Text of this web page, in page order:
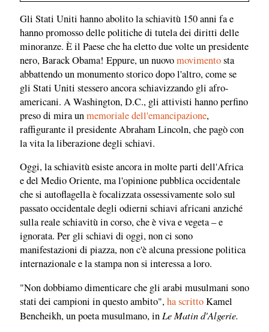
Gli Stati Uniti hanno abolito la schiavitù 150 anni fa e
hanno promosso delle politiche di tutela dei diritti delle
minoranze. È il Paese che ha eletto due volte un presidente
nero, Barack Obama! Eppure, un nuovomovimentosta
abbattendo un monumento storico dopo l'altro, come se
gli Stati Uniti stessero ancora schiavizzando gli afro-
americani. A Washington, D.C., gli attivisti hanno perfino
preso di mira unmemoriale dell'emancipazione,
raffigurante il presidente Abraham Lincoln, che pagò con
la vita la liberazione degli schiavi.
Oggi, la schiavitù esiste ancora in molte parti dell'Africa
e del Medio Oriente, ma l'opinione pubblica occidentale
che si autoflagella è focalizzata ossessivamente solo sul
passato occidentale degli odierni schiavi africani anziché
sulla reale schiavitù in corso, che è viva e vegeta – e
ignorata. Per gli schiavi di oggi, non ci sono
manifestazioni di piazza, non c'è alcuna pressione politica
internazionale e la stampa non si interessa a loro.
"Non dobbiamo dimenticare che gli arabi musulmani sono
stati dei campioni in questo ambito",ha scrittoKamel
Bencheikh, un poeta musulmano, in Le Matin d'Algerie.